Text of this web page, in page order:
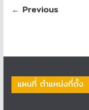
← Previous
แผนที่ ตำแหน่งที่ตั้ง